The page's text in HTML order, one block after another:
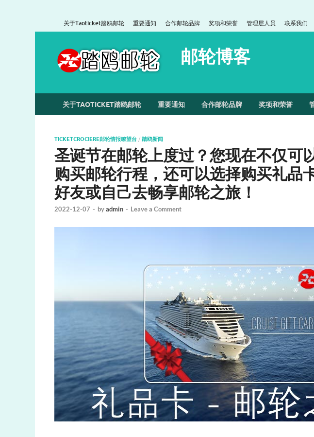
关于Taoticket踏鸥邮轮 重要通知 合作邮轮品牌 奖项和荣誉 管理层人员 联系我们
邮轮博客
关于TAOTICKET踏鸥邮轮 重要通知 合作邮轮品牌 奖项和荣誉
TICKETCROCIERE邮轮情报瞭望台 / 踏鸥新闻
圣诞节在邮轮上度过？您现在不仅可
购买邮轮行程，还可以选择购买礼品
好友或自己去畅享邮轮之旅！
2022-12-07 - byadmin - Leave a Comment